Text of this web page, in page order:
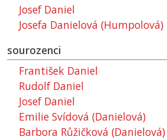
Josef Daniel
Josefa Danielová (Humpolová)
sourozenci
František Daniel
Rudolf Daniel
Josef Daniel
Emilie Svídová (Danielová)
Barbora Růžičková (Danielová)